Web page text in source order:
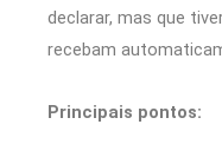
declarar, mas que
recebam
Principais pontos: